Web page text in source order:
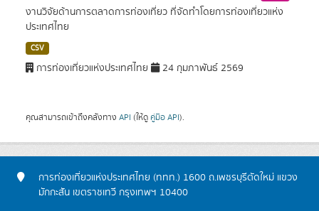
งานวิจัยด้านการตลาดการท่องเที่ยว ที่จัดทำโดยการท่องเที่ยวแห่ง
ประเทศไทย
CSV
การท่องเที่ยวแห่งประเทศไทย 24 กุมภาพันธ์ 2569
คุณสามารถเข้าถึงคลังทาง API (ให้ดู คู่มือ API).
การท่องเที่ยวแห่งประเทศไทย (ททท.) 1600 ถ.เพชรบุรีตัดใหม่ แขวง
มักกะสัน เขตราชเทวี กรุงเทพฯ 10400